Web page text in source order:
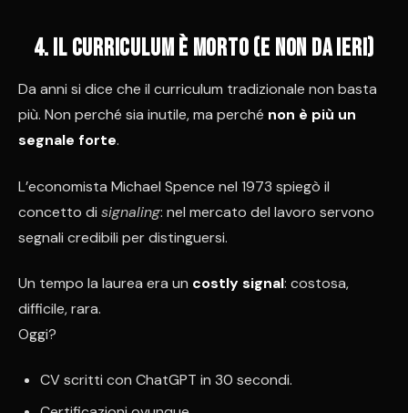
4. Il curriculum è morto (e non da ieri)
Da anni si dice che il curriculum tradizionale non basta
più. Non perché sia inutile, ma perché non è più un
segnale forte.
L’economista Michael Spence nel 1973 spiegò il
concetto di signaling: nel mercato del lavoro servono
segnali credibili per distinguersi.
Un tempo la laurea era un costly signal: costosa,
difficile, rara.
Oggi?
CV scritti con ChatGPT in 30 secondi.